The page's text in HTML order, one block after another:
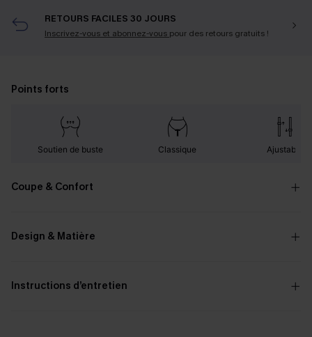
RETOURS FACILES 30 JOURS
Inscrivez-vous et abonnez-vous pour des retours gratuits !
Points forts
Soutien de buste Classique Ajustable
Coupe & Confort
Design & Matière
Instructions d’entretien